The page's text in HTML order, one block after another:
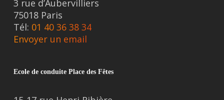
3 rue d’Aubervilliers
75018 Paris
Tél: 01 40 36 38 34
Envoyer un email
Ecole de conduite Place des Fêtes